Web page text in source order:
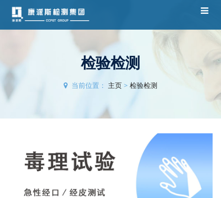
检验检测
当前位置： 主页> 检验检测